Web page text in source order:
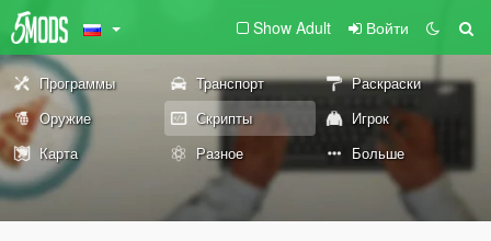
Show Adult Войти
Программы Транспорт
Раскраски
Оружие
Скрипты
Игрок
Карта
Разное Больше